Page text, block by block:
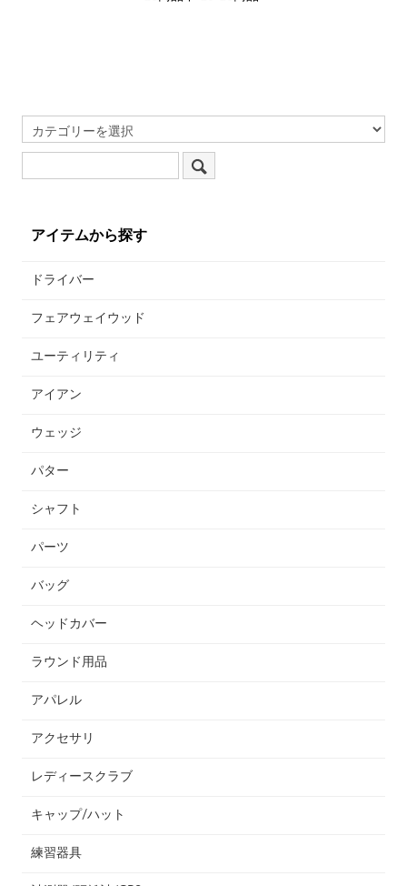
アイテムから探す
ドライバー
フェアウェイウッド
ユーティリティ
アイアン
ウェッジ
パター
シャフト
パーツ
バッグ
ヘッドカバー
ラウンド用品
アパレル
アクセサリ
レディースクラブ
キャップ/ハット
練習器具